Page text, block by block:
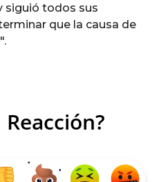
siguió todos sus
que la causa de